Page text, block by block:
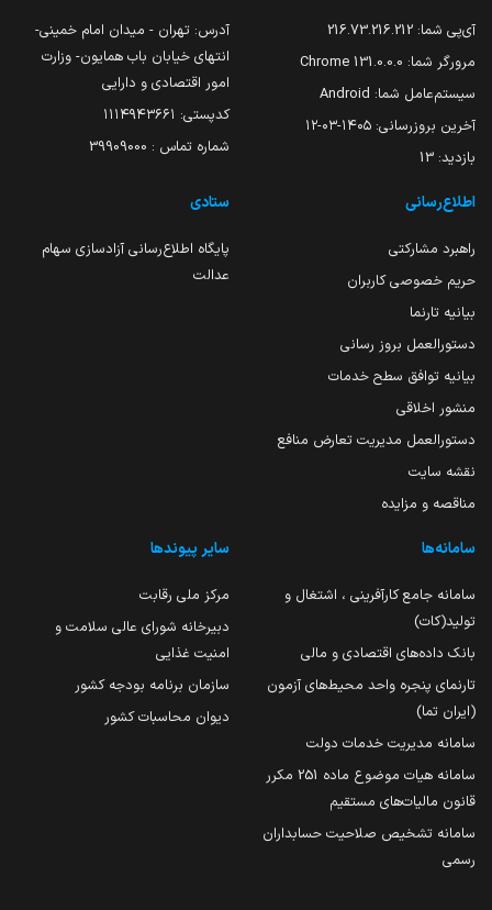
آی‌پی شما: 216.73.216.212
مرورگر شما: 131.0.0.0 Chrome
سیستم‌عامل شما: Android
آخرین بروزرسانی: ۱۴۰۵-۰۳-۱۲
بازدید: 13
آدرس: تهران - میدان امام خمینی-
انتهای خیابان باب همایون- وزارت
امور اقتصادی و دارایی
کدپستی: ۱۱۱۴۹۴۳۶۶۱
شماره تماس : 39909000
اطلاع‌رسانی
راهبرد مشارکتی
حریم خصوصی کاربران
بیانیه تارنما
دستورالعمل بروز رسانی
بیانیه توافق سطح خدمات
منشور اخلاقی
دستورالعمل مدیریت تعارض منافع
نقشه سایت
مناقصه و مزایده
ستادی
پایگاه اطلاع‌رسانی آزادسازی سهام
عدالت
سامانه‌ها
سامانه جامع کارآفرینی ، اشتغال و
تولید(کات)
بانک داده‌های اقتصادی و مالی
تارنمای پنجره واحد محیط‌های آزمون
(ایران تما)
سامانه مدیریت خدمات دولت
سامانه هیات موضوع ماده 251 مکرر
قانون مالیات‌های مستقیم
سامانه تشخیص صلاحیت حسابداران
رسمی
سایر پیوندها
مرکز ملی رقابت
دبیرخانه شورای عالی سلامت و
امنیت غذایی
سازمان برنامه بودجه کشور
دیوان محاسبات کشور